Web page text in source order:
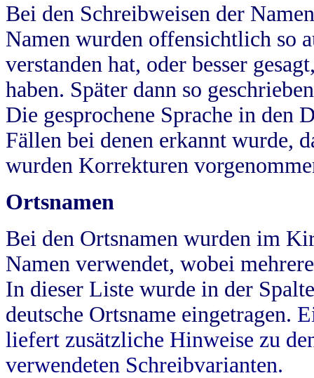
Bei den Schreibweisen der
Namen wurden offensichtlich so
verstanden hat, oder besser
haben. Später dann so
Die gesprochene Sprache in
Fällen bei denen erkannt wurde,
wurden Korrekturen
Ortsnamen
Bei den Ortsnamen wurden im
Namen verwendet, wobei
In dieser Liste wurde in der
deutsche Ortsname eingetragen.
liefert zusätzliche Hinweise zu
verwendeten Schreibvarianten.